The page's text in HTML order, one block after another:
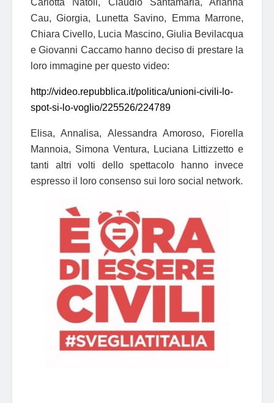
Cau, Giorgia, Lunetta Savino, Emma Marrone,
Chiara Civello, Lucia Mascino, Giulia Bevilacqua
e Giovanni Caccamo hanno deciso di prestare la
loro immagine per questo video:
http://video.repubblica.it/politica/unioni-civili-lo-
spot-si-lo-voglio/225526/224789
Elisa, Annalisa, Alessandra Amoroso, Fiorella
Mannoia, Simona Ventura, Luciana Littizzetto e
tanti altri volti dello spettacolo hanno invece
espresso il loro consenso sui loro social network.